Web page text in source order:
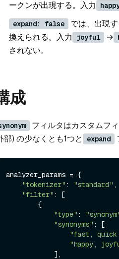
ークンが出現する。入力
expand: false
では、出現
換えられる。入力
joyful →
されない。
成
フィルタはカスタムフィ
部) の少なくとも1つと expand
analyzer_params = {
"tokenizer" : "standard" ,
"filter" : [
"type" :
"synonyms"
"fast, quick
"happy,